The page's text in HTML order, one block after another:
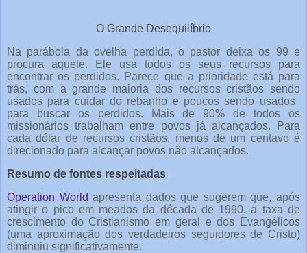
O Grande Desequilíbrio
Na parábola da ovelha perdida, o pastor deixa os 99 e
procura aquele. Ele usa todos os seus recursos para
encontrar os perdidos. Parece que a prioridade está para
trás, com a grande maioria dos recursos cristãos sendo
usados ​​para cuidar do rebanho e poucos sendo usados ​​
para buscar os perdidos. Mais de 90% de todos os
missionários trabalham entre povos já alcançados. Para
cada dólar de recursos cristãos, menos de um centavo é
direcionado para alcançar povos não alcançados.
Resumo de fontes respeitadas
Operation World apresenta dados que sugerem que, após
atingir o pico em meados da década de 1990, a taxa de
crescimento do Cristianismo em geral e dos Evangélicos
(uma aproximação dos verdadeiros seguidores de Cristo)
diminuiu significativamente.